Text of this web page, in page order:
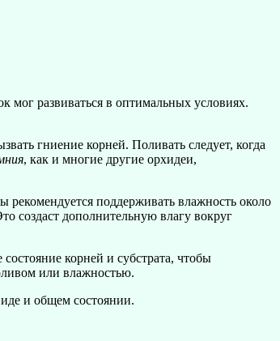
развиваться в оптимальных условиях.
гниение корней. Поливать следует, когда
, как и многие другие орхидеи,
поддерживать влажность около
создаст дополнительную влагу вокруг
корней и субстрата, чтобы
или влажностью.
и общем состоянии.